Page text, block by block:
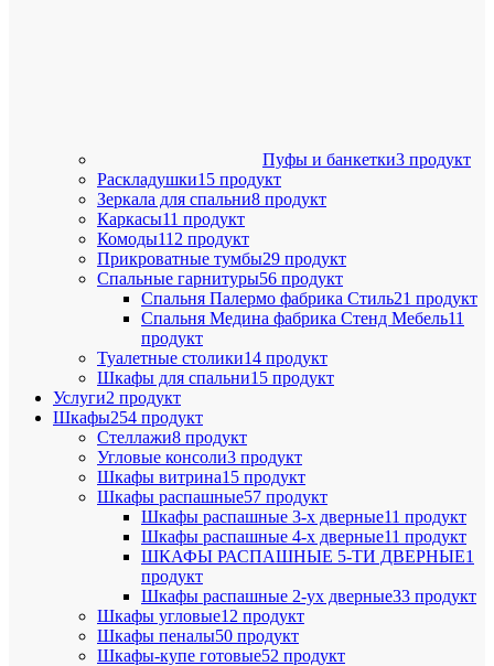
Пуфы и банкетки3 продукт
Раскладушки15 продукт
Зеркала для спальни8 продукт
Каркасы11 продукт
Комоды112 продукт
Прикроватные тумбы29 продукт
Спальные гарнитуры56 продукт
Спальня Палермо фабрика Стиль21 продукт
Спальня Медина фабрика Стенд Мебель11
продукт
Туалетные столики14 продукт
Шкафы для спальни15 продукт
Услуги2 продукт
Шкафы254 продукт
Стеллажи8 продукт
Угловые консоли3 продукт
Шкафы витрина15 продукт
Шкафы распашные57 продукт
Шкафы распашные 3-х дверные11 продукт
Шкафы распашные 4-х дверные11 продукт
ШКАФЫ РАСПАШНЫЕ 5-ТИ ДВЕРНЫЕ1
продукт
Шкафы распашные 2-ух дверные33 продукт
Шкафы угловые12 продукт
Шкафы пеналы50 продукт
Шкафы-купе готовые52 продукт